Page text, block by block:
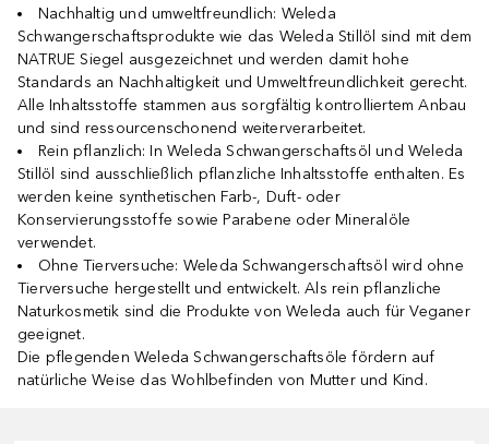
Nachhaltig und umweltfreundlich: Weleda
Schwangerschaftsprodukte wie das Weleda Stillöl sind mit dem
NATRUE Siegel ausgezeichnet und werden damit hohe
Standards an Nachhaltigkeit und Umweltfreundlichkeit gerecht.
Alle Inhaltsstoffe stammen aus sorgfältig kontrolliertem Anbau
und sind ressourcenschonend weiterverarbeitet.
Rein pflanzlich: In Weleda Schwangerschaftsöl und Weleda
Stillöl sind ausschließlich pflanzliche Inhaltsstoffe enthalten. Es
werden keine synthetischen Farb-, Duft- oder
Konservierungsstoffe sowie Parabene oder Mineralöle
verwendet.
Ohne Tierversuche: Weleda Schwangerschaftsöl wird ohne
Tierversuche hergestellt und entwickelt. Als rein pflanzliche
Naturkosmetik sind die Produkte von Weleda auch für Veganer
geeignet.
Die pflegenden Weleda Schwangerschaftsöle fördern auf
natürliche Weise das Wohlbefinden von Mutter und Kind.